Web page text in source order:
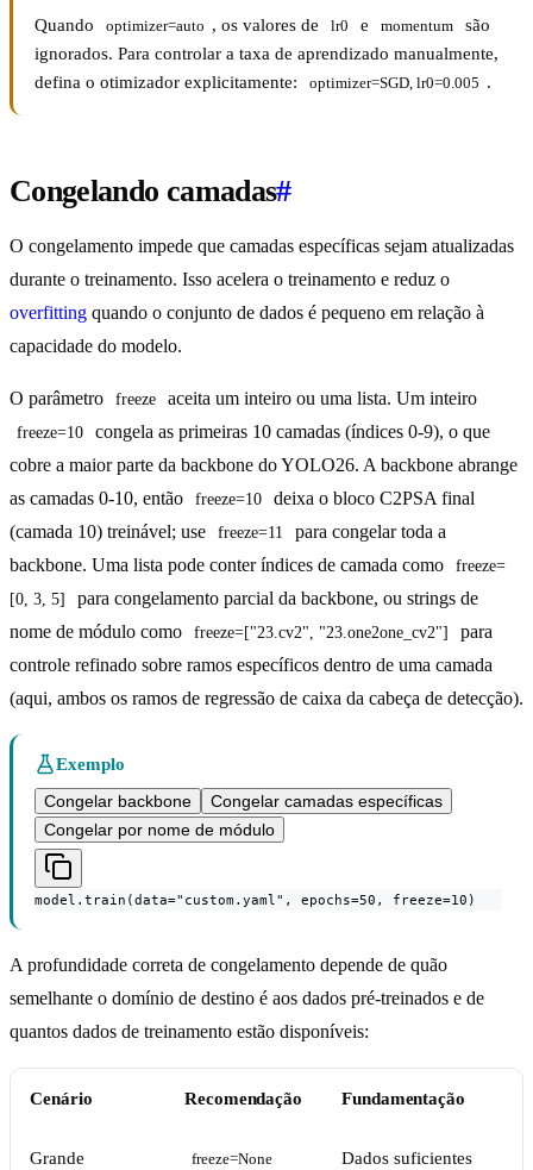
Quando
optimizer=auto , os valores de lr0 e momentum
são
ignorados. Para controlar a taxa de aprendizado manualmente,
defina o otimizador explicitamente:
optimizer=SGD, lr0=0.005 .
Congelando camadas#
O congelamento impede que camadas específicas sejam atualizadas
durante o treinamento. Isso acelera o treinamento e reduz o
overfitting quando o conjunto de dados é pequeno em relação à
capacidade do modelo.
O parâmetro freeze aceita um inteiro ou uma lista. Um inteiro
freeze=10
congela as primeiras 10 camadas (índices 0-9), o que
cobre a maior parte da backbone do YOLO26. A backbone abrange
as camadas 0-10, então
freeze=10
deixa o bloco C2PSA final
(camada 10) treinável; use
freeze=11
para congelar toda a
backbone. Uma lista pode conter índices de camada como
freeze=
[0, 3, 5]
para congelamento parcial da backbone, ou strings de
nome de módulo como
freeze=["23.cv2", "23.one2one_cv2"]
para
controle refinado sobre ramos específicos dentro de uma camada
(aqui, ambos os ramos de regressão de caixa da cabeça de detecção).
Exemplo
Congelar backbone
Congelar camadas específicas
Congelar por nome de módulo
model.train(data="custom.yaml", epochs=50, freeze=10)
A profundidade correta de congelamento depende de quão
semelhante o domínio de destino é aos dados pré-treinados e de
quantos dados de treinamento estão disponíveis:
Cenário Recomendação Fundamentação
Grande freeze=None Dados suficientes